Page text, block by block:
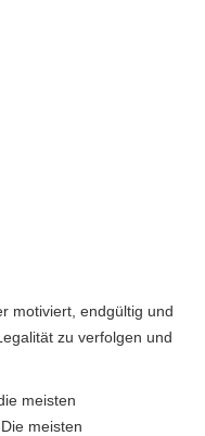
motiviert, endgültig und
zu verfolgen und
meisten
meisten